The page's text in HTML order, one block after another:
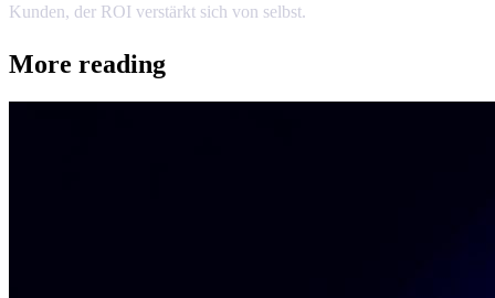
Kunden, der ROI verstärkt sich von selbst.
More reading